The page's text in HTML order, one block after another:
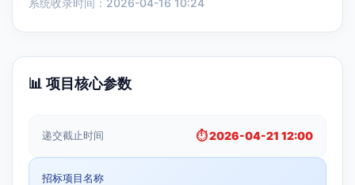
系统收录时间：2026-04-16 10:24
📊 项目核心参数
递交截止时间 ⏱️ 2026-04-21 12:00
招标项目名称